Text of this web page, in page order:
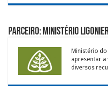
Parceiro: Ministério
Ministério
apresentar a
diversos